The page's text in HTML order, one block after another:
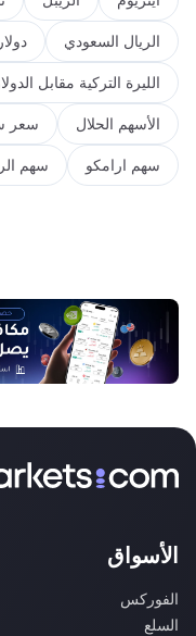
الريال السعودي
الليرة التركية مقابل
الأسهم الحلال سعر
سهم ارامكو سهم
الأسواق
الفوركس
السلع